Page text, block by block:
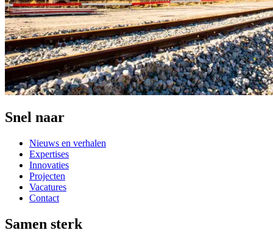
Snel naar
Nieuws en verhalen
Expertises
Innovaties
Projecten
Vacatures
Contact
Samen sterk